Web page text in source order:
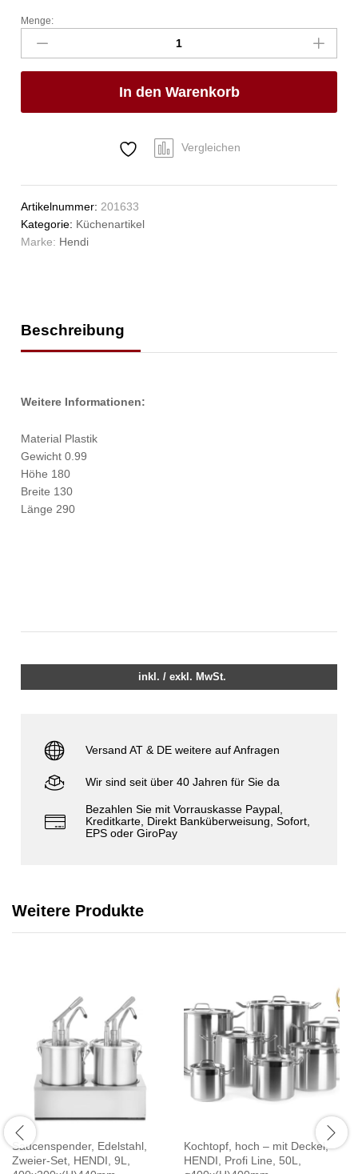
Pager-
System,
HENDI,
210x130x(H)40mm
Menge:
In den Warenkorb
Vergleichen
Artikelnummer:201633
Kategorie: Küchenartikel
Marke: Hendi
Beschreibung
Weitere Informationen:
Material Plastik
Gewicht 0.99
Höhe 180
Breite 130
Länge 290
inkl. / exkl. MwSt.
Versand AT & DE weitere auf Anfragen
Wir sind seit über 40 Jahren für Sie da
Bezahlen Sie mit Vorrauskasse Paypal,
Kreditkarte, Direkt Banküberweisung, Sofort,
EPS oder GiroPay
Weitere Produkte
Saucenspender, Edelstahl,
Zweier-Set, HENDI, 9L,
Kochtopf, hoch – mit Deckel,
HENDI, Profi Line, 50L,